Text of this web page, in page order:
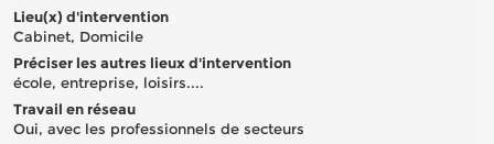
Lieu(x) d'intervention
Cabinet, Domicile
Préciser les autres lieux d'intervention
école, entreprise, loisirs....
Travail en réseau
Oui, avec les professionnels de secteurs